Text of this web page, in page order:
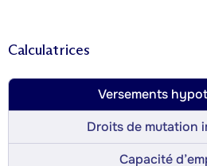
Calculatrices
Versements
Droits de mutation
Capacité